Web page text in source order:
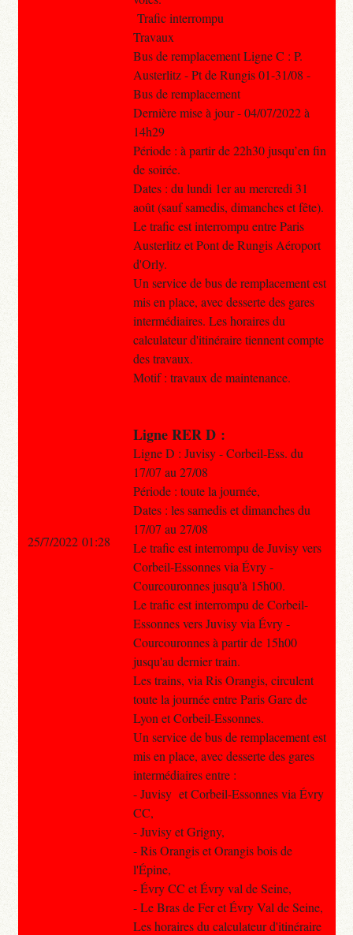
Trafic interrompu
Travaux
Bus de remplacement Ligne C : P.
Austerlitz - Pt de Rungis 01-31/08 -
Bus de remplacement
Dernière mise à jour - 04/07/2022 à
14h29
Période : à partir de 22h30 jusqu’en fin
de soirée.
Dates : du lundi 1er au mercredi 31
août (sauf samedis, dimanches et fête).
Le trafic est interrompu entre Paris
Austerlitz et Pont de Rungis Aéroport
d'Orly.
Un service de bus de remplacement est
mis en place, avec desserte des gares
intermédiaires. Les horaires du
calculateur d'itinéraire tiennent compte
des travaux.
Motif : travaux de maintenance.
Ligne RER D :
Ligne D : Juvisy - Corbeil-Ess. du
17/07 au 27/08
Période : toute la journée,
Dates : les samedis et dimanches du
17/07 au 27/08
Le trafic est interrompu de Juvisy vers
Corbeil-Essonnes via Évry -
Courcouronnes jusqu'à 15h00.
Le trafic est interrompu de Corbeil-
Essonnes vers Juvisy via Évry -
Courcouronnes à partir de 15h00
jusqu'au dernier train.
Les trains, via Ris Orangis, circulent
toute la journée entre Paris Gare de
Lyon et Corbeil-Essonnes.
Un service de bus de remplacement est
mis en place, avec desserte des gares
intermédiaires entre :
- Juvisy et Corbeil-Essonnes via Évry
CC,
- Juvisy et Grigny,
- Ris Orangis et Orangis bois de
l'Épine,
- Évry CC et Évry val de Seine,
- Le Bras de Fer et Évry Val de Seine,
Les horaires du calculateur d'itinéraire
25/7/2022 01:28